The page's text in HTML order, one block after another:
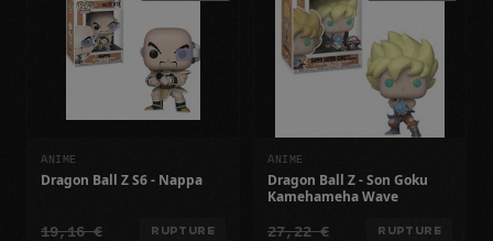
ANIME
Dragon Ball Z S6 - Nappa
19,16 € RUPTURE
ANIME
Dragon Ball Z - Son Goku
Kamehameha Wave
27,22 € RUPTURE